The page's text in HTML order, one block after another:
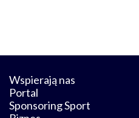
Wspierają nas
Portal
Sponsoring Sport